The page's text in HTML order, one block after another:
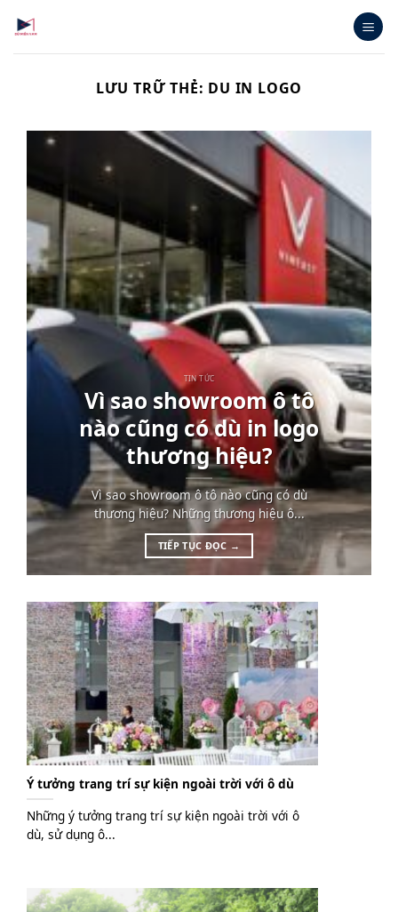
qua
nội
LƯU TRỮ THẺ: DU IN LOGO
TIN TỨC
Vì sao showroom ô tô
nào cũng có dù in logo
thương hiệu?
Vì sao showroom ô tô nào cũng có dù
thương hiệu? Những thương hiệu ô...
TIẾP TỤC ĐỌC →
Ý tưởng trang trí sự kiện ngoài trời với ô dù
Những ý tưởng trang trí sự kiện ngoài trời với ô
dù, sử dụng ô...